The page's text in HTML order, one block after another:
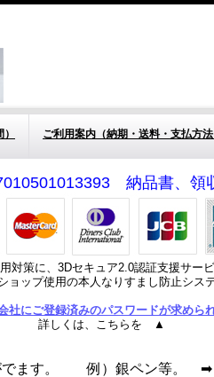
ご利用案内（納期・送料・支払方法
納品書、領
対策に、3Dセキュア2.0認証支援サー
ョップ使用の本人なりすまし防止システ
社にご登録済みのパスワードが求められ
詳しくは、こちらを ▲
がでます。 例）銀ペン等。 ➡